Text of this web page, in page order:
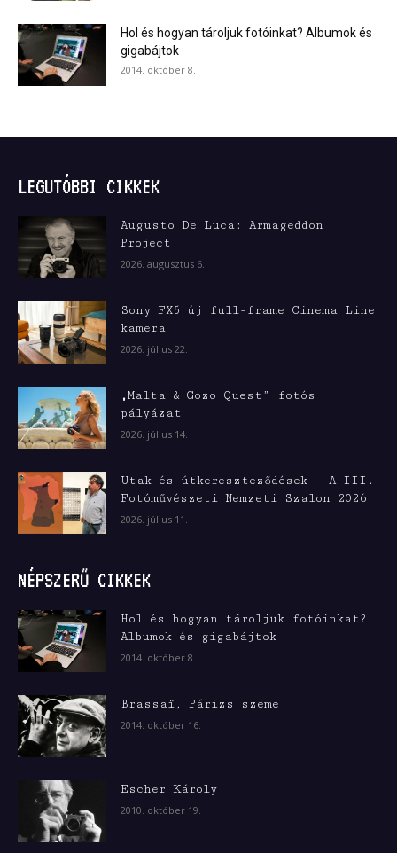
Hol és hogyan tároljuk fotóinkat? Albumok és
gigabájtok
2014. október 8.
LEGUTÓBBI CIKKEK
Augusto De Luca: Armageddon
Project
2026. augusztus 6.
Sony FX5 új full-frame Cinema Line
kamera
2026. július 22.
„Malta & Gozo Quest” fotós
pályázat
2026. július 14.
Utak és útkereszteződések – A III.
Fotóművészeti Nemzeti Szalon 2026
2026. július 11.
NÉPSZERŰ CIKKEK
Hol és hogyan tároljuk fotóinkat?
Albumok és gigabájtok
2014. október 8.
Brassaï, Párizs szeme
2014. október 16.
Escher Károly
2010. október 19.